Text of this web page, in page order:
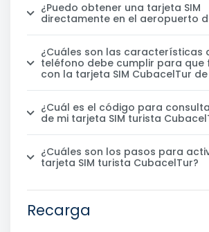
¿Puedo obtener una tarjeta SIM
directamente en el aeropuerto
¿Cuáles son las características
teléfono debe cumplir para que
con la tarjeta SIM CubacelTur de
¿Cuál es el código para
de mi tarjeta SIM turista
¿Cuáles son los pasos para
tarjeta SIM turista CubacelTur?
Recarga